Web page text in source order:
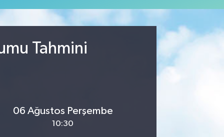
Tahmini
06 Ağustos Perşembe
10:30